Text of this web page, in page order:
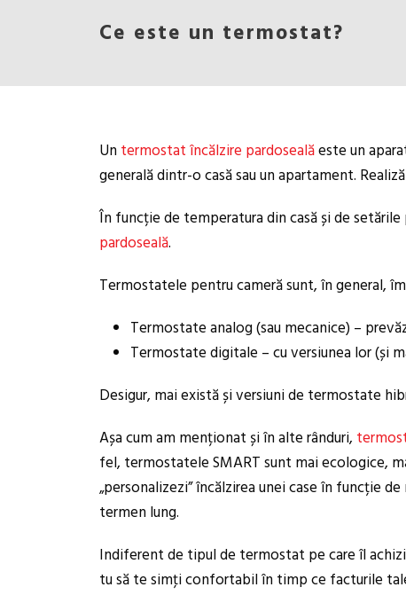
Ce este un termostat?
Untermostat încălzire pardosealăeste un
generală dintr-o casă sau un apartament.
În funcție de temperatura din casă și de
pardoseală.
Termostatele pentru cameră sunt, în general,
Termostate analog (sau mecanice) –
Termostate digitale – cu versiunea lor (și
Desigur, mai există și versiuni de termostate
Așa cum am menționat și în alte rânduri,
fel, termostatele SMART sunt mai ecologice,
„personalizezi” încălzirea unei case în funcție
termen lung.
Indiferent de tipul de termostat pe care îl
tu să te simţi confortabil în timp ce facturile